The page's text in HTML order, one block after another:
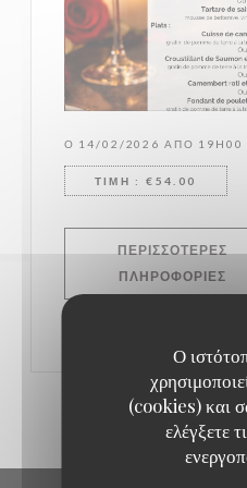
Ο
(cookies) και
ελέγξετε
Ο 14/02/2026 ΑΠΌ 19H00
ΤΙΜΉ : €54.00
ΠΕΡΙΣΣΌΤΕΡΕΣ
ΠΛΗΡΟΦΟΡΊΕΣ